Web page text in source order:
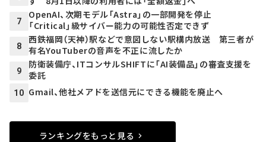
7
OpenAI、次期モデル「Astra」の一部開発を停止
「Critical」級サイバー能力の可能性否定できず
8
西鉄福岡（天神）駅などで意図しない駅構内放送 第三者が
有名YouTuberの音声を不正に流したか
9
防衛装備庁、ITコンサルSHIFTに「AI装備品」の審査支援を
委託
10 Gmail、他社メアドを送信元にできる機能を廃止へ
ランキングをもっと見る